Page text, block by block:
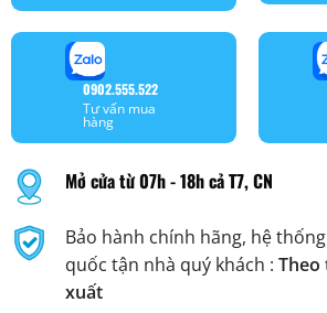
0902.555.522
Tư vấn mua
hàng
Mở cửa từ 07h - 18h cả T7, CN
Bảo hành chính hãng, hệ
quốc tận nhà quý khách : Theo
xuất